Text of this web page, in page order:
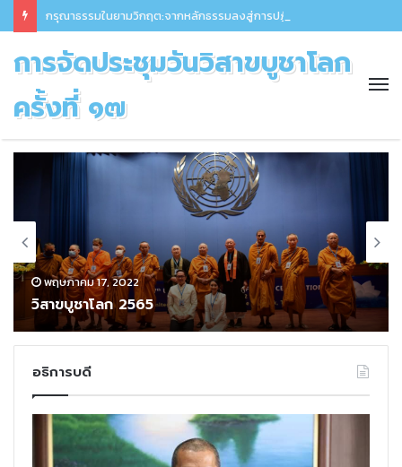
การจัดประชุมวันวิสาขบูชาโลก
ครั้งที่ ๑๗
พฤษภาคม 17, 2022
วิสาขบูชาโลก 2565
อธิการบดี